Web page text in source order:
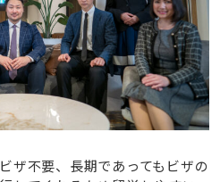
ザ不要、長期であってもビザの